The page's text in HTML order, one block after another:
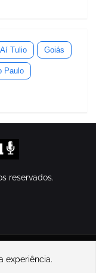
Tulio Goiás
Paulo
reservados.
experiência.